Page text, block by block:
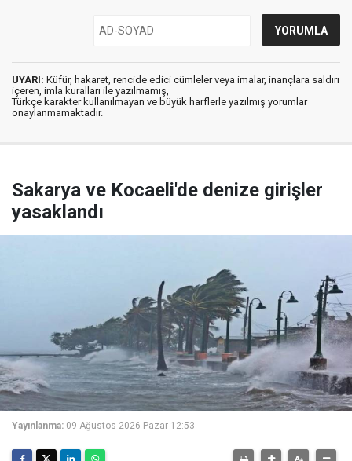
UYARI: Küfür, hakaret, rencide edici cümleler veya imalar, inançlara saldırı
içeren, imla kuralları ile yazılmamış,
Türkçe karakter kullanılmayan ve büyük harflerle yazılmış yorumlar
onaylanmamaktadır.
Sakarya ve Kocaeli'de denize girişler
yasaklandı
Yayınlanma: 09 Ağustos 2026 Pazar 12:53